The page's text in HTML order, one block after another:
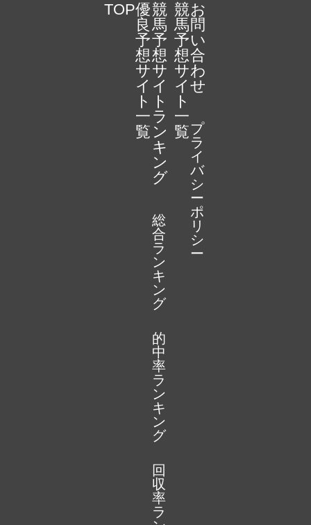
TOP優
良
予
想
サ
イ
ト
一
覧
競
馬
予
想
サ
イ
ト
ラ
ン
キ
ン
グ
総
合
ラ
ン
キ
ン
グ
的
中
率
ラ
ン
キ
ン
グ
回
収
率
ラ
競
馬
予
想
サ
イ
ト
一
覧
お
問
い
合
わ
せ
プ
ラ
イ
バ
シ
ー
ポ
リ
シ
ー